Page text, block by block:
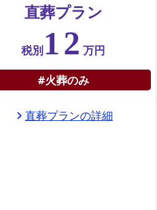
直葬プラン
税別12万円
#火葬のみ
chevron_right直葬プランの詳細